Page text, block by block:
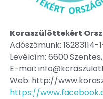
Koraszülöttekért
Adószámunk: 18283114-
Levélcím: 6600
E-mail:
Web: http://
https://